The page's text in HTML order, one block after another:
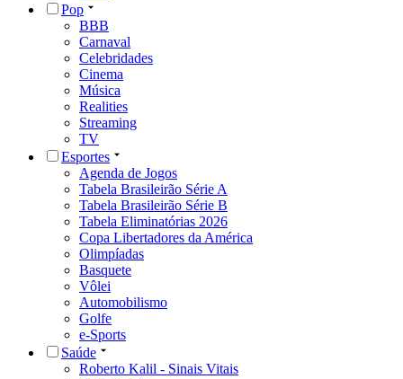
Pop
BBB
Carnaval
Celebridades
Cinema
Música
Realities
Streaming
TV
Esportes
Agenda de Jogos
Tabela Brasileirão Série A
Tabela Brasileirão Série B
Tabela Eliminatórias 2026
Copa Libertadores da América
Olimpíadas
Basquete
Vôlei
Automobilismo
Golfe
e-Sports
Saúde
Roberto Kalil - Sinais Vitais